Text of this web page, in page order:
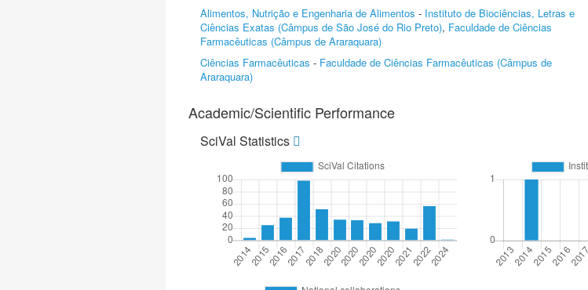
Alimentos, Nutrição e Engenharia de Alimentos - Instituto de Biociências, Letras e
Ciências Exatas (Câmpus de São José do Rio Preto), Faculdade de Ciências
Farmacêuticas (Câmpus de Araraquara)
Ciências Farmacêuticas - Faculdade de Ciências Farmacêuticas (Câmpus de
Araraquara)
Academic/Scientific Performance
SciVal Statistics